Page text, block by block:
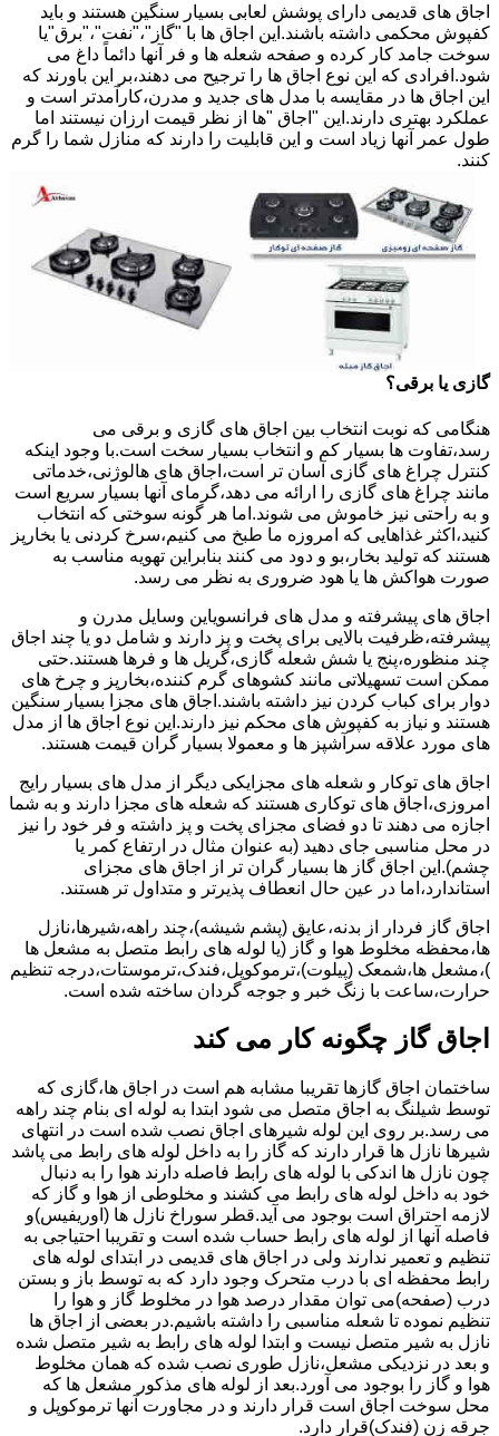
اجاق های قدیمی دارای پوشش لعابی بسیار سنگین هستند و باید
کفپوش محکمی داشته باشند.این اجاق ها با "گاز"،"نفت"،"برق"یا
سوخت جامد کار کرده و صفحه شعله ها و فر آنها دائماً داغ می
شود.افرادی که این نوع اجاق ها را ترجیح می دهند،بر این باورند که
این اجاق ها در مقایسه با مدل های جدید و مدرن،کارآمدتر است و
عملکرد بهتری دارند.این "اجاق "ها از نظر قیمت ارزان نیستند اما
طول عمر آنها زیاد است و این قابلیت را دارند که منازل شما را گرم
کنند.
گازی یا برقی؟
هنگامی که نوبت انتخاب بین اجاق های گازی و برقی می
رسد،تفاوت ها بسیار کم و انتخاب بسیار سخت است.با وجود اینکه
کنترل چراغ های گازی آسان تر است،اجاق های هالوژنی،خدماتی
مانند چراغ های گازی را ارائه می دهد،گرمای آنها بسیار سریع است
و به راحتی نیز خاموش می شوند.اما هر گونه سوختی که انتخاب
کنید،اکثر غذاهایی که امروزه ما طبخ می کنیم،سرخ کردنی یا بخارپز
هستند که تولید بخار،بو و دود می کنند بنابراین تهویه مناسب به
صورت هواکش ها یا هود ضروری به نظر می رسد.
اجاق های پیشرفته و مدل های فرانسویاین وسایل مدرن و
پیشرفته،ظرفیت بالایی برای پخت و پز دارند و شامل دو یا چند اجاق
چند منظوره،پنج یا شش شعله گازی،گریل ها و فرها هستند.حتی
ممکن است تسهیلاتی مانند کشوهای گرم کننده،بخارپز و چرخ های
دوار برای کباب کردن نیز داشته باشند.اجاق های مجزا بسیار سنگین
هستند و نیاز به کفپوش های محکم نیز دارند.این نوع اجاق ها از مدل
های مورد علاقه سرآشپز ها و معمولا بسیار گران قیمت هستند.
اجاق های توکار و شعله های مجزایکی دیگر از مدل های بسیار رایج
امروزی،اجاق های توکاری هستند که شعله های مجزا دارند و به شما
اجازه می دهند تا دو فضای مجزای پخت و پز داشته و فر خود را نیز
در محل مناسبی جای دهید (به عنوان مثال در ارتفاع کمر یا
چشم).این اجاق گاز ها بسیار گران تر از اجاق های مجزای
استاندارد،اما در عین حال انعطاف پذیرتر و متداول تر هستند.
اجاق گاز فردار از بدنه،عایق (پشم شیشه)،چند راهه،شیرها،نازل
ها،محفظه مخلوط هوا و گاز (یا لوله های رابط متصل به مشعل ها
)،مشعل ها،شمعک (پیلوت)،ترموکوپل،فندک،ترموستات،درجه تنظیم
حرارت،ساعت با زنگ خبر و جوجه گردان ساخته شده است.
اجاق گاز چگونه کار می کند
ساختمان اجاق گازها تقریبا مشابه هم است در اجاق ها،گازی که
توسط شیلنگ به اجاق متصل می شود ابتدا به لوله ای بنام چند راهه
می رسد.بر روی این لوله شیرهای اجاق نصب شده است در انتهای
شیرها نازل ها قرار دارند که گاز را به داخل لوله های رابط می پاشد
چون نازل ها اندکی با لوله های رابط فاصله دارند هوا را به دنبال
خود به داخل لوله های رابط می کشند و مخلوطی از هوا و گاز که
لازمه احتراق است بوجود می آید.قطر سوراخ نازل ها (اوریفیس)و
فاصله آنها از لوله های رابط حساب شده است و تقریبا احتیاجی به
تنظیم و تعمیر ندارند ولی در اجاق های قدیمی در ابتدای لوله های
رابط محفظه ای با درب متحرک وجود دارد که به توسط باز و بستن
درب (صفحه)می توان مقدار درصد هوا در مخلوط گاز و هوا را
تنظیم نموده تا شعله مناسبی را داشته باشیم.در بعضی از اجاق ها
نازل به شیر متصل نیست و ابتدا لوله های رابط به شیر متصل شده
و بعد در نزدیکی مشعل،نازل طوری نصب شده که همان مخلوط
هوا و گاز را بوجود می آورد.بعد از لوله های مذکور مشعل ها که
محل سوخت اجاق است قرار دارند و در مجاورت آنها ترموکوپل و
جرقه زن (فندک)قرار دارد.